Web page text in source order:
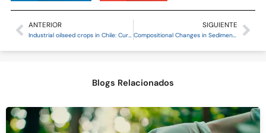
Prev
ANTERIOR
Industrial oilseed crops in Chile: Current situation and future potential
SIGUIENTE
Compositional Changes in Sediment Microbiota Are Associated with Seasonal Variation of the Water Column in High-Altitude Hyperarid Andean Lake Systems
Blogs Relacionados